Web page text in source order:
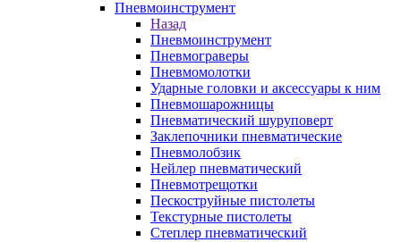
Пневмоинструмент
Назад
Пневмоинструмент
Пневмограверы
Пневмомолотки
Ударные головки и аксессуары к ним
Пневмошарожницы
Пневматический шуруповерт
Заклепочники пневматические
Пневмолобзик
Нейлер пневматический
Пневмотрещотки
Пескоструйные пистолеты
Текстурные пистолеты
Степлер пневматический